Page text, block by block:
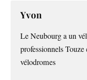
Yvon
Le Neubourg a un
professionnels
vélodromes